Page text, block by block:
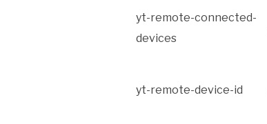
yt-remote-connected-
devices
yt-remote-device-id